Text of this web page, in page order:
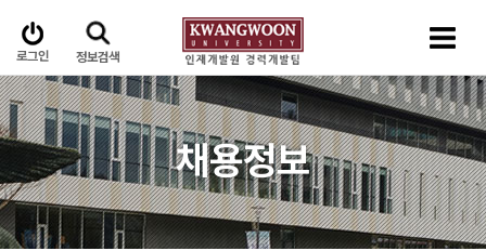
로그인 정보검색
채용정보